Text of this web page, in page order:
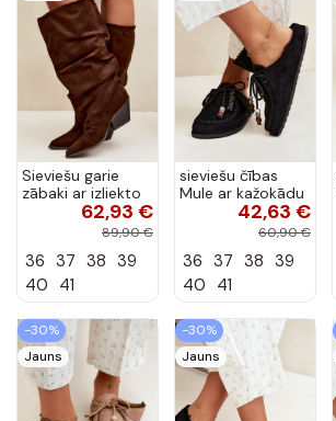
Sieviešu garie
zābaki ar izliekto
augšdaļu un
papēžiem no
Durela
62,93 €
89,90 €
36 37 38 39
40 41
sieviešu čības
Mule ar kažokādu
melnā krāsā Melia
42,63 €
60,90 €
36 37 38 39
40 41
-30%
Jauns
-30%
Jauns